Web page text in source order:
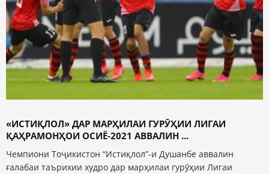
«ИСТИҚЛОЛ» ДАР МАРҲИЛАИ ГУРӮҲИИ ЛИГАИ
ҚАҲРАМОНҲОИ ОСИЁ-2021 АВВАЛИН ...
Чемпиони Тоҷикистон “Истиқлол”-и Душанбе аввалин
ғалабаи таърихии худро дар марҳилаи гурӯҳии Лигаи